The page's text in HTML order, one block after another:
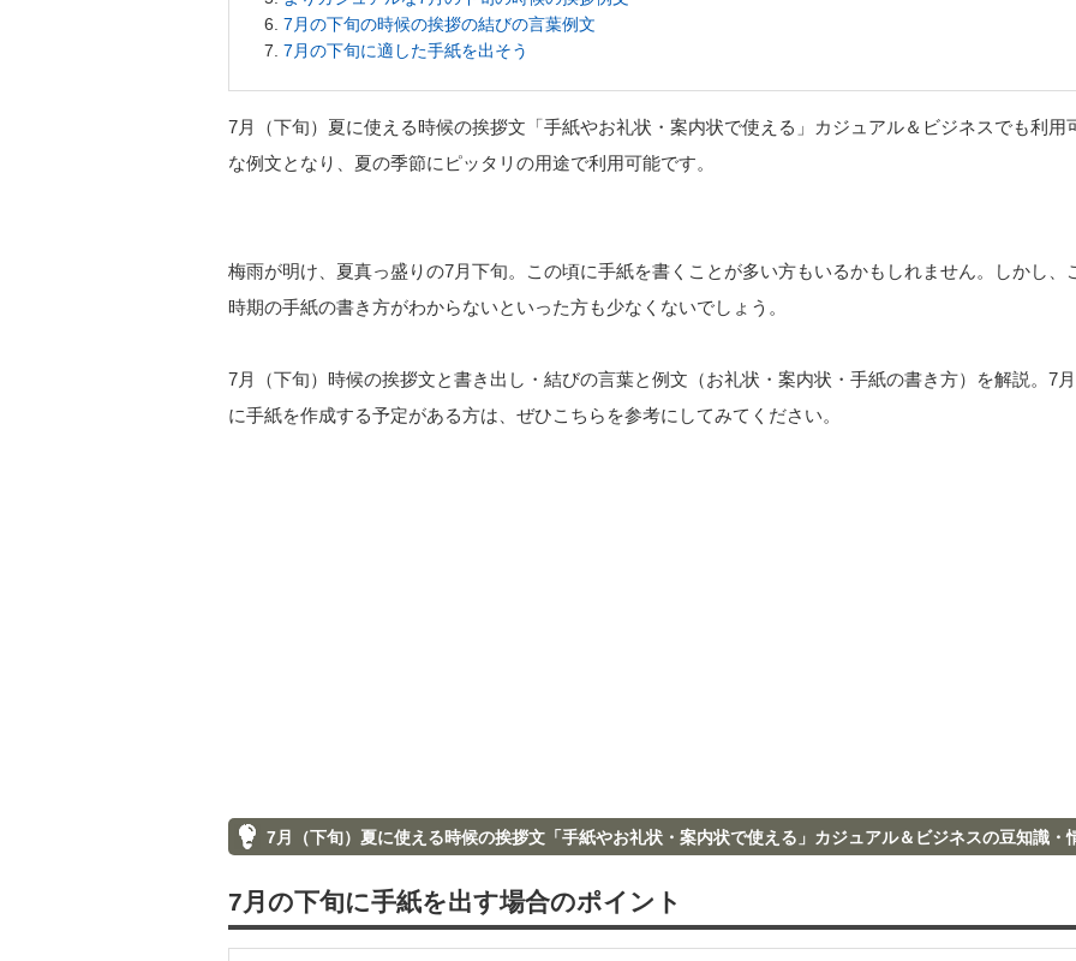
7月の下旬の時候の挨拶の結びの言葉例文
7月の下旬に適した手紙を出そう
7月（下旬）夏に使える時候の挨拶文「手紙やお礼状・案内状で使える」カジュアル＆ビジネスでも利用
な例文となり、夏の季節にピッタリの用途で利用可能です。
梅雨が明け、夏真っ盛りの7月下旬。この頃に手紙を書くことが多い方もいるかもしれません。しかし、
時期の手紙の書き方がわからないといった方も少なくないでしょう。
7月（下旬）時候の挨拶文と書き出し・結びの言葉と例文（お礼状・案内状・手紙の書き方）を解説。7
に手紙を作成する予定がある方は、ぜひこちらを参考にしてみてください。
7月（下旬）夏に使える時候の挨拶文「手紙やお礼状・案内状で使える」カジュアル＆ビジネスの豆知識・
7月の下旬に手紙を出す場合のポイント